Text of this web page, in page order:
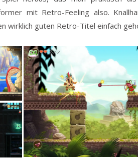
mit Retro-Feeling also.
wirklich guten Retro-Titel einfach